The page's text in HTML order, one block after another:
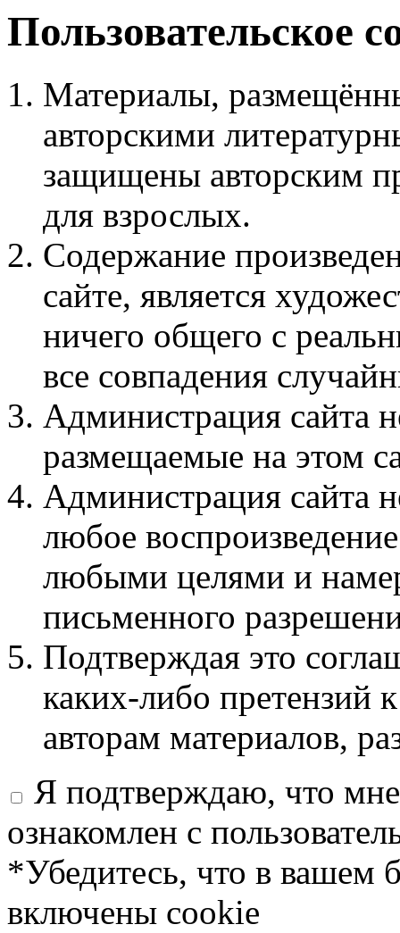
Пользовательское
Материалы,
авторскими
защищены авторским
для взрослых.
Содержание
сайте, является
ничего общего с
все совпадения
Администрация сайта
размещаемые на этом
Администрация сайта
любое
любыми целями и
письменного
Подтверждая это
каких-либо претензий
авторам материалов,
Я подтверждаю, что
ознакомлен с
*Убедитесь, что в вашем
включены cookie